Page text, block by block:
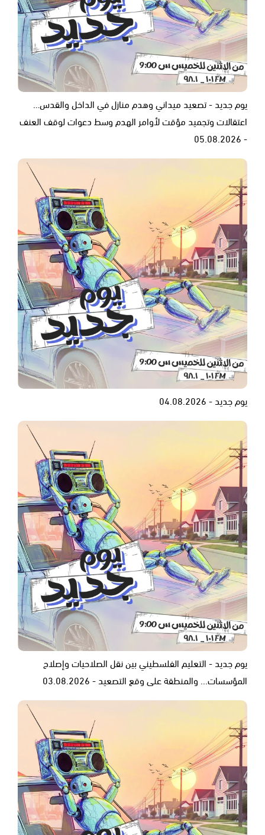
يوم جديد - تصعيد ميداني وهدم منازل في الداخل والقدس…
اعتقالات وتجميد مؤقت لأوامر الهدم وسط دعوات لوقف العنف
- 05.08.2026
يوم جديد - 04.08.2026
يوم جديد - التعليم الفلسطيني بين نقل الصلاحيات وإصلاح
المؤسسات... والمنطقة على وقع التصعيد - 03.08.2026